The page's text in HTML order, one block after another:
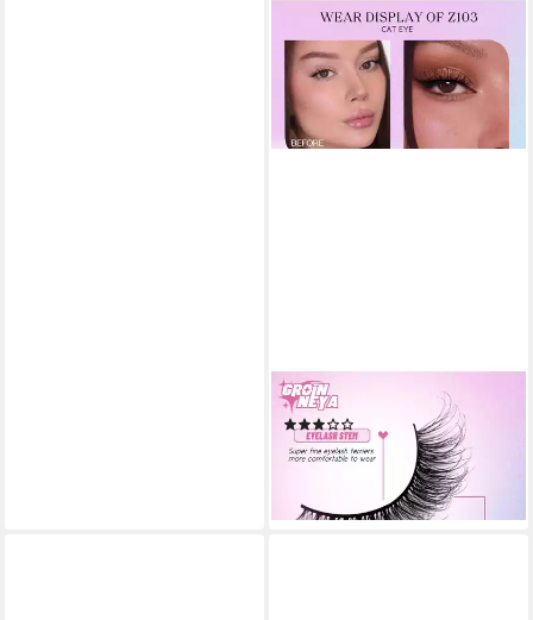
natürlich 3D künstliche
Wimpern Set,Kunsthaar
(2)
9,49 € UVP13,99 €
lieferbar - in 4-5 Werktagen bei dir